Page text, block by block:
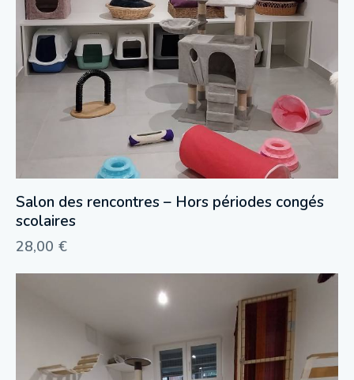
Salon des rencontres – Hors périodes congés
scolaires
28,00 €